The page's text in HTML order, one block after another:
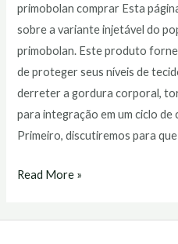
primobolan comprar Esta
sobre a variante injetável do
primobolan. Este produto
de proteger seus níveis de
derreter a gordura corporal,
para integração em um ciclo
Primeiro, discutiremos para
primobolan
Read More »